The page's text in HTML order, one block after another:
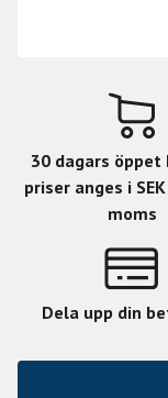
30 dagars öppet
priser anges i
moms
Dela upp din